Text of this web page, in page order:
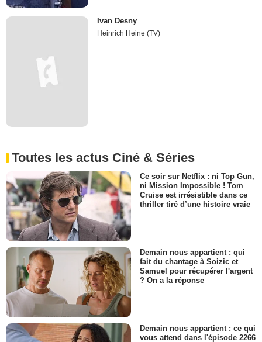
Ivan Desny
Heinrich Heine (TV)
Toutes les actus Ciné & Séries
Ce soir sur Netflix : ni Top Gun,
ni Mission Impossible ! Tom
Cruise est irrésistible dans ce
thriller tiré d’une histoire vraie
Demain nous appartient : qui
fait du chantage à Soizic et
Samuel pour récupérer l'argent
? On a la réponse
Demain nous appartient : ce qui
vous attend dans l'épisode 2266